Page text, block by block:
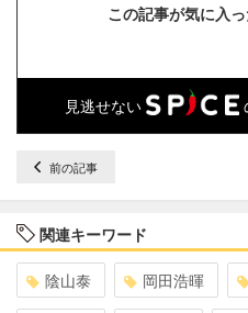
この記事が気に入
見逃せない
前の記事
関連キーワード
陰山泰 岡田浩暉